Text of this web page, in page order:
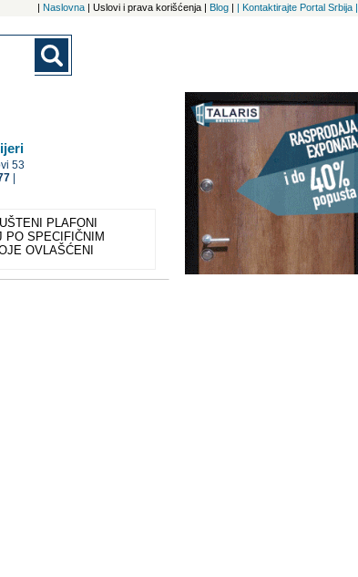
| Naslovna | Uslovi i prava korišćenja | Blog | | Kontaktirajte Portal Srbija |
53
PLAFONI
PO SPECIFIČNIM
OVLAŠĆENI